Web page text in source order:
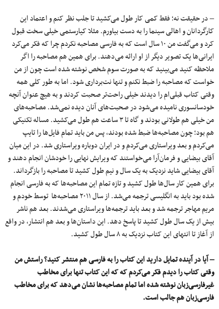
– در حقیقت نه؛ فقط کمی کار طول می‌کشید تا جلب نظر کنم و اعتماد این
کارگردانان و اهالی سینما را به دست بیاورم. مثلا کیارستمی خیلی سخت قبول
کرد و می‌گفت من ۱۰ سال است که به فارسی مصاحبه نکردم چرا که فکر می‌کرد
ایرانی‌ها یک تصویر دیگر از او ارائه می‌دهند. برای همین هم مصاحبه را اگر
ملاحظه کنید می‌بینید که به صورت سوم شخص نوشته شده است چون از من
خواست که مصاحبه را ضبط نکنم و تنها نت‌برداری شود. اما به طور کلی همه
وقتی کتاب قبلی‌ام را دیدند خیلی راحت‌تر صحبت کردند و به هیچ عنوان آنچه
خودسانسوری نامیده می‌شود در صحبت‌های آنان دیده نمی‌شد. مصاحبه‌های
من خیلی هم طولانی بودند و گاه تا ۳ ساعت هم طول می‌کشید. مساله تکنیکی
هم بود؛ چون مصاحبه‌ها ضبط شده بودند، پس من باید تمام فایل‌ها را تایپ
می‌کردم و بعد ویراستاری می‌کردم و در ایران دوباره ویراستاری شد. در این میان
آقای بیضایی و فرمان‌آرا می‌خواستند که ویرایش نهایی را خودشان انجام دهند و
آقای بیضایی شاید نزدیک به یک سال و نیم طول کشید تا مصاحبه را بازگرداند.
برای همین کار سال‌ها طول کشید و تازه تمام این مصاحبه‌ها که به فارسی انجام
شده بود باید به انگلیسی ترجمه می‌شد. از سال ۲۰۱۱ مصاحبه‌ها
توسط خودم و
مریم مهاجر ترجمه شد و بعد باید ترجمه‌ها ویراستاری می‌شدند. بعد هم ناشر
بیش از یک سال طول کشید تا پاسخ دهد. این داستان‌ها و بعد هم انتشار، در واقع
از آغاز تا انتهای این کتاب نزدیک به ۸ سال طول کشید.
– آیا در آینده تمایل دارید این کتاب را به فارسی هم منتشر کنید؟ راستش من
وقتی کتاب را دیدم فکر می‌کردم که که این کتاب تنها برای مخاطب
غیرفارسی‌زبان نوشته شده اما تمام مصاحبه‌ها نشان می‌دهد که برای مخاطب
فارسی‌زبان هم جالب است.